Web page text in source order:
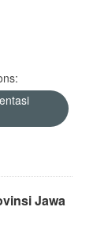
Jawa